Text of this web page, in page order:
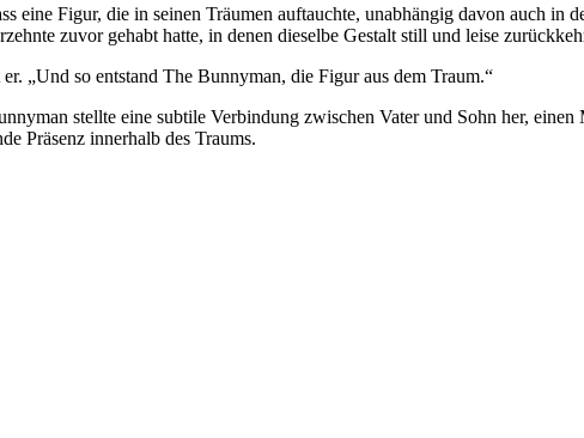
eine Figur, die in seinen Träumen auftauchte, unabhängig davon auch
zuvor gehabt hatte, in denen dieselbe Gestalt still und leise
„Und so entstand The Bunnyman, die Figur aus dem Traum.“
stellte eine subtile Verbindung zwischen Vater und Sohn her,
Präsenz innerhalb des Traums.